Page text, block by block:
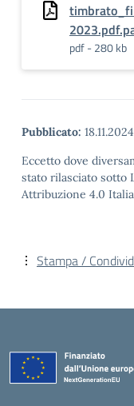
pdf - 280 kb
Pubblicato: 18.11.2024
Eccetto dove
stato rilasciato sotto
Attribuzione 4.0
Stampa /